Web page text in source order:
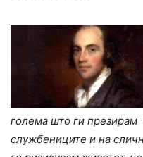
голема што ги презирам
службениците и на